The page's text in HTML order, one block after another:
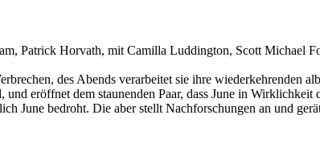
Patrick Horvath, mit Camilla Luddington, Scott Michael
des Abends verarbeitet sie ihre
eröffnet dem staunenden Paar, dass June in
June bedroht. Die aber stellt Nachforschungen an und